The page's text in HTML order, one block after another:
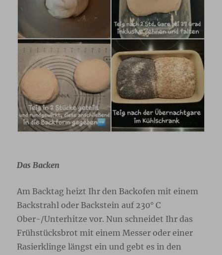
Das Backen
Am Backtag heizt Ihr den Backofen mit einem
Backstrahl oder Backstein auf 230° C
Ober-/Unterhitze vor. Nun schneidet Ihr das
Frühstücksbrot mit einem Messer oder einer
Rasierklinge längst ein und gebt es in den